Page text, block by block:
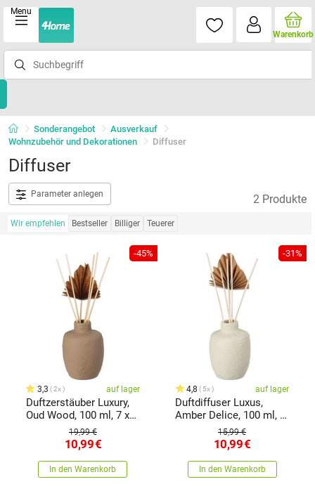
Menu
Warenkorb
Sonderangebot
Ausverkauf
Wohnzubehör und Dekorationen
Diffuser
Diffuser
Parameter anlegen 2 Produkte
Wir empfehlen Bestseller Billiger Teuerer
-45%
3,3 2x auf lager
Duftzerstäuber Luxury,
Oud Wood, 100 ml, 7 x
11 cmbeige,19,99 €
10,99€
In den Warenkorb
-31%
4,8 5x auf lager
Duftdiffuser Luxus,
Amber Delice, 100 ml, 7
15,99 €
10,99€
In den Warenkorb